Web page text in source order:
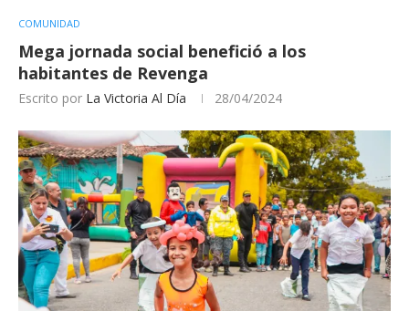
COMUNIDAD
Mega jornada social benefició a los
habitantes de Revenga
Escrito por La Victoria Al Día 28/04/2024